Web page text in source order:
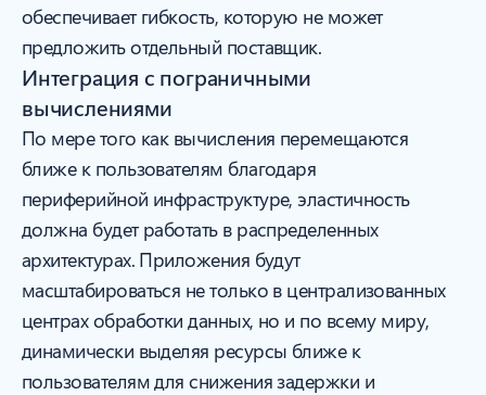
обеспечивает гибкость, которую не может
предложить отдельный поставщик.
Интеграция с пограничными
вычислениями
По мере того как вычисления перемещаются
ближе к пользователям благодаря
периферийной инфраструктуре, эластичность
должна будет работать в распределенных
архитектурах. Приложения будут
масштабироваться не только в централизованных
центрах обработки данных, но и по всему миру,
динамически выделяя ресурсы ближе к
пользователям для снижения задержки и